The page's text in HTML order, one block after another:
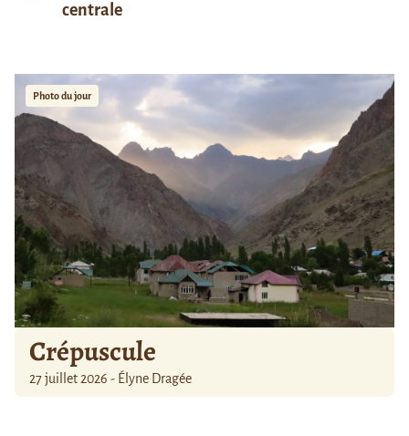
centrale
Photo du jour
Crépuscule
27 juillet 2026 - Élyne Dragée